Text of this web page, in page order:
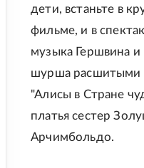
дети, встаньте в
фильме, и в
музыка Гершвина и
шурша расшитыми
"Алисы в Стране
платья сестер
Арчимбольдо.